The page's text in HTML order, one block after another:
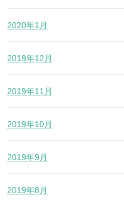
2020年1月
2019年12月
2019年11月
2019年10月
2019年9月
2019年8月